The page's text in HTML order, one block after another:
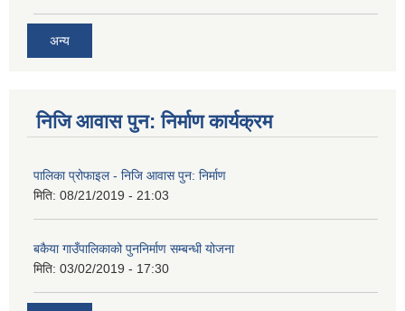
अन्य
निजि आवास पुन: निर्माण कार्यक्रम
पालिका प्रोफाइल - निजि आवास पुन: निर्माण
मिति: 08/21/2019 - 21:03
बकैया गाउँपालिकाको पुननिर्माण सम्बन्धी योजना
मिति: 03/02/2019 - 17:30